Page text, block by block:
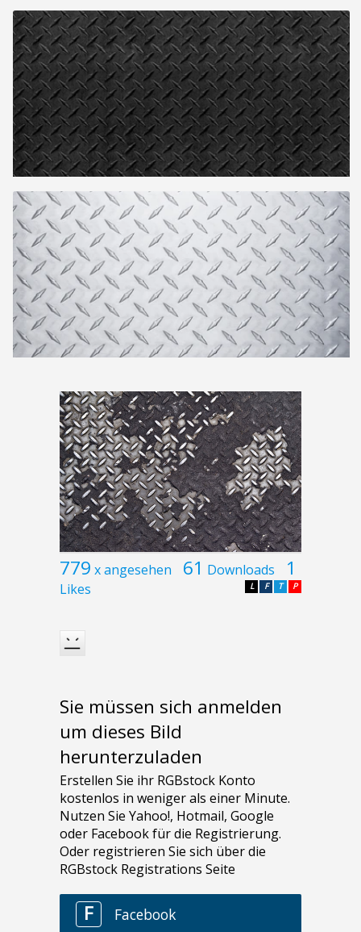
779 x angesehen 61 Downloads 1
Likes P
T
F
L
Sie müssen sich anmelden
um dieses Bild
herunterzuladen